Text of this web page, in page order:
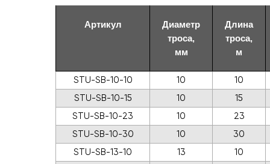
Артикул
Диаметр
троса,
мм
Длина
троса,
м
STU-SB-10-10 10
10
STU-SB-10-15
10
15
STU-SB-10-23
10
23
STU-SB-10-30
10
30
STU-SB-13-10
13
10